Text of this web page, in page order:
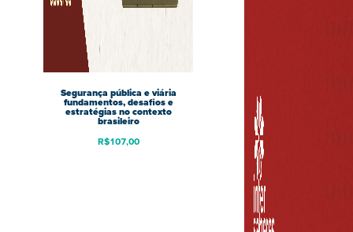
Segurança pública e viária
fundamentos, desafios e
estratégias no contexto
brasileiro
R$107,00